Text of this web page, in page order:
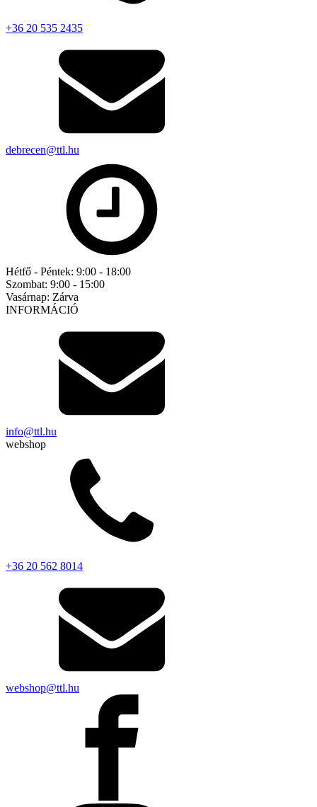
+36 20 535 2435
debrecen@ttl.hu
Hétfő - Péntek: 9:00 - 18:00
Szombat: 9:00 - 15:00
Vasárnap: Zárva
INFORMÁCIÓ
info@ttl.hu
webshop
+36 20 562 8014
webshop@ttl.hu